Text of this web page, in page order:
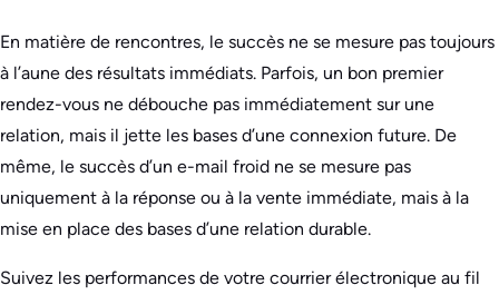
En matière de rencontres, le succès ne se mesure pas toujours
à l’aune des résultats immédiats. Parfois, un bon premier
rendez-vous ne débouche pas immédiatement sur une
relation, mais il jette les bases d’une connexion future. De
même, le succès d’un e-mail froid ne se mesure pas
uniquement à la réponse ou à la vente immédiate, mais à la
mise en place des bases d’une relation durable.
Suivez les performances de votre courrier électronique au fil